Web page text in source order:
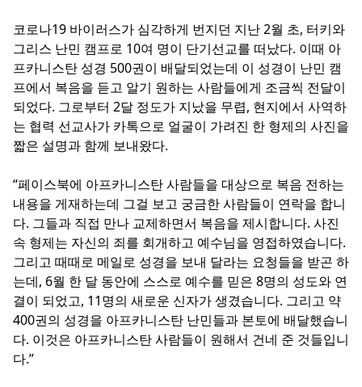
코로나19 바이러스가 심각하게 번지던 지난 2월 초, 터키와
그리스 난민 캠프로 10여 명이 단기선교를 떠났다. 이때 아
프카니스탄 성경 500권이 배달되었는데 이 성경이 난민 캠
프에서 복음을 듣고 알기 원하는 사람들에게 조금씩 전달이
되었다. 그로부터 2달 정도가 지났을 무렵, 현지에서 사역하
는 협력 선교사가 카톡으로 얼굴이 가려진 한 형제의 사진을
짧은 설명과 함께 보내왔다.
“페이스북에 아프카니스탄 사람들을 대상으로 복음 전하는
내용을 게재하는데 그걸 보고 궁금한 사람들이 연락을 합니
다. 그들과 직접 만나 교제하면서 복음을 제시합니다. 사진
속 형제는 자신의 죄를 회개하고 예수님을 영접하였습니다.
그리고 때때로 메일로 성경을 보내 달라는 요청들을 받곤 하
는데, 6월 한 달 동안에 스스로 예수를 믿은 8명의 성도와 연
결이 되었고, 11명의 새로운 신자가 생겼습니다. 그리고 약
400권의 성경을 아프카니스탄 난민들과 본토에 배달했습니
다. 이것은 아프카니스탄 사람들이 원해서 건네 준 것들입니
다.”